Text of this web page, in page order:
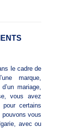
le cadre de
marque,
mariage,
vous avez
pour certains
pouvons vous
avec ou